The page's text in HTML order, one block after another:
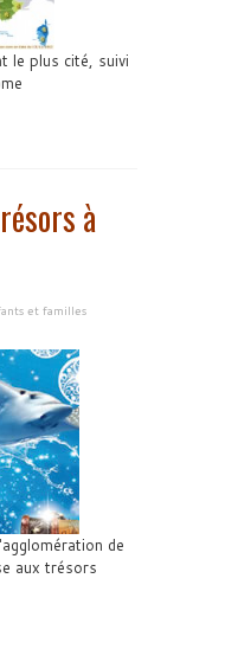
le plus cité, suivi
à
et familles
de
aux trésors